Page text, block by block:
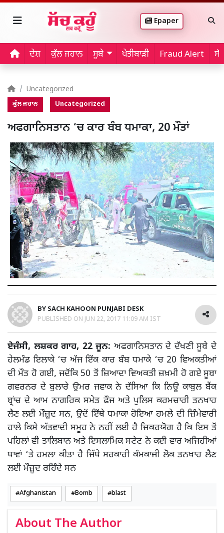
Epaper
ਦੇਸ਼ ਕੁੱਲ ਜਹਾਨ ਸੂਬੇ ਖੇਤੀਬਾੜੀ Fraud Alert
Uncategorized
ਕੁੱਲ ਜਹਾਨ Uncategorized
ਅਫਗਾਨਿਸਤਾਨ ‘ਚ ਕਾਰ ਬੰਬ ਧਮਾਕਾ, 20 ਮੌਤਾਂ
BY SACH KAHOON PUNJABI DESK
PUBLISHED ON JUN 22, 2017 11:09 AM IST
ਏਜੰਸੀ, ਲਸ਼ਕਰ ਗਾਹ, 22 ਜੂਨ: ਅਫਗਾਨਿਸਤਾਨ ਦੇ ਦੱਖਣੀ ਸੂਬੇ ਦੇ
ਹੇਲਮੰਡ ਇਲਾਕੇ ‘ਚ ਅੱਜ ਇੱਕ ਕਾਰ ਬੰਬ ਧਮਾਕੇ ‘ਚ 20 ਵਿਅਕਤੀਆਂ
ਦੀ ਮੌਤ ਹੋ ਗਈ, ਜਦੋਂਕਿ 50 ਤੋਂ ਜ਼ਿਆਦਾ ਵਿਅਕਤੀ ਜ਼ਖ਼ਮੀ ਹੋ ਗਏ ਸੂਬਾ
ਗਵਰਨਰ ਦੇ ਬੁਲਾਰੇ ਉਮਰ ਜਵਾਕ ਨੇ ਦੱਸਿਆ ਕਿ ਨਿਊ ਕਾਬੁਲ ਬੈਂਕ
ਬ੍ਰਾਂਚ ਦੇ ਆਮ ਨਾਗਰਿਕ ਸਮੇਤ ਫੌਜ ਅਤੇ ਪੁਲਿਸ ਕਰਮਚਾਰੀ ਤਨਖਾਹ
ਲੈਣ ਲਈ ਮੌਜ਼ੂਦ ਸਨ, ਉਦੋਂ ਇੱਥੇ ਧਮਾਕਾ ਹੋਇਆ ਹਮਲੇ ਦੀ ਜ਼ਿੰਮੇਵਾਰੀ
ਹਾਲੇ ਕਿਸੇ ਅੱਤਵਾਦੀ ਸਮੂਹ ਨੇ ਨਹੀਂ ਲਈ ਹੈ ਜ਼ਿਕਰਯੋਗ ਹੈ ਕਿ ਇਸ ਤੋਂ
ਪਹਿਲਾਂ ਵੀ ਤਾਲਿਬਾਨ ਅਤੇ ਇਸਲਾਮਿਕ ਸਟੇਟ ਨੇ ਕਈ ਵਾਰ ਅਜਿਹੀਆਂ
ਥਾਵਾਂ ‘ਤੇ ਹਮਲਾ ਕੀਤਾ ਹੈ ਜਿੱਥੇ ਸਰਕਾਰੀ ਕੰਮਕਾਜੀ ਲੋਕ ਤਨਖਾਹ ਲੈਣ
ਲਈ ਮੌਜ਼ੂਦ ਰਹਿੰਦੇ ਸਨ
Afghanistan Bomb blast
About The Author